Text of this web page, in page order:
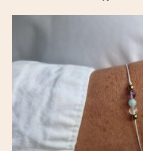
informacje na temat Twojego korzystania
zebranych w ten sposób informacji
reklamę w ramach narzędzi
narzędzia nie są gromadzone
zidentyfikować. Jeżeli wyłączysz Pixel
kierować do Ciebie reklam